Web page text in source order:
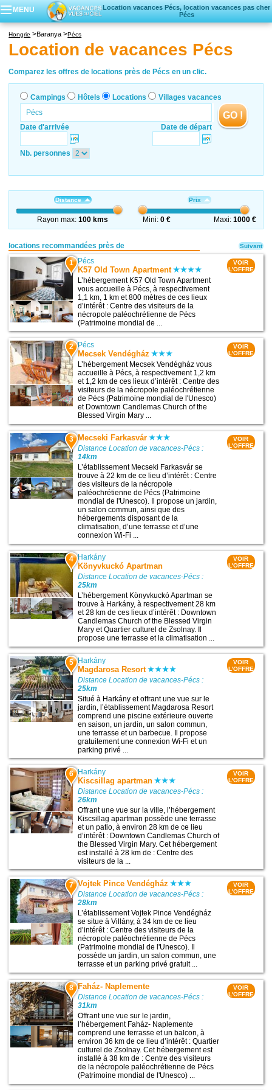
MENU
Location vacances Pécs, location vacances pas cher
Pécs
Locations vacances
Villages vacances
Hongrie Baranya Pécs
Location de vacances Pécs
Comparez les offres de locations près de Pécs en un clic.
Campings Hôtels Locations Villages vacances
Date d'arrivée Date de départ
GO !
Nb. personnes
Distance
Rayon max:100 kms
Prix
Mini:0 € Maxi: 1000 €
locations recommandées près de
1 Pécs
K57 Old Town Apartment
L’hébergement K57 Old Town Apartment
vous accueille à Pécs, à respectivement
1,1 km, 1 km et 800 mètres de ces lieux
d’intérêt : Centre des visiteurs de la
nécropole paléochrétienne de Pécs
(Patrimoine mondial de ...
VOIR
L'OFFRE
2 Pécs
Mecsek Vendégház
L’hébergement Mecsek Vendégház vous
accueille à Pécs, à respectivement 1,2 km
et 1,2 km de ces lieux d’intérêt : Centre des
visiteurs de la nécropole paléochrétienne
de Pécs (Patrimoine mondial de l'Unesco)
et Downtown Candlemas Church of the
Blessed Virgin Mary ...
VOIR
L'OFFRE
3 Mecseki Farkasvár
Distance Location de vacances-Pécs :
14km
L’établissement Mecseki Farkasvár se
trouve à 22 km de ce lieu d’intérêt : Centre
des visiteurs de la nécropole
paléochrétienne de Pécs (Patrimoine
mondial de l'Unesco). Il propose un jardin,
un salon commun, ainsi que des
hébergements disposant de la
climatisation, d’une terrasse et d’une
connexion Wi-Fi ...
VOIR
L'OFFRE
4 Harkány
Könyvkuckó Apartman
Distance Location de vacances-Pécs :
25km
L’hébergement Könyvkuckó Apartman se
trouve à Harkány, à respectivement 28 km
et 28 km de ces lieux d’intérêt : Downtown
Candlemas Church of the Blessed Virgin
Mary et Quartier culturel de Zsolnay. Il
propose une terrasse et la climatisation ...
VOIR
L'OFFRE
5 Harkány
Magdarosa Resort
Distance Location de vacances-Pécs :
25km
Situé à Harkány et offrant une vue sur le
jardin, l’établissement Magdarosa Resort
comprend une piscine extérieure ouverte
en saison, un jardin, un salon commun,
une terrasse et un barbecue. Il propose
gratuitement une connexion Wi-Fi et un
parking privé ...
VOIR
L'OFFRE
6 Harkány
Kiscsillag apartman
Distance Location de vacances-Pécs :
26km
Offrant une vue sur la ville, l’hébergement
Kiscsillag apartman possède une terrasse
et un patio, à environ 28 km de ce lieu
d’intérêt : Downtown Candlemas Church of
the Blessed Virgin Mary. Cet hébergement
est installé à 28 km de : Centre des
visiteurs de la ...
VOIR
L'OFFRE
7 Vojtek Pince Vendégház
Distance Location de vacances-Pécs :
28km
L’établissement Vojtek Pince Vendégház
se situe à Villány, à 34 km de ce lieu
d’intérêt : Centre des visiteurs de la
nécropole paléochrétienne de Pécs
(Patrimoine mondial de l'Unesco). Il
possède un jardin, un salon commun, une
terrasse et un parking privé gratuit ...
VOIR
L'OFFRE
8 Faház- Naplemente
Distance Location de vacances-Pécs :
31km
Offrant une vue sur le jardin,
l’hébergement Faház- Naplemente
comprend une terrasse et un balcon, à
environ 36 km de ce lieu d’intérêt : Quartier
culturel de Zsolnay. Cet hébergement est
installé à 38 km de : Centre des visiteurs
de la nécropole paléochrétienne de Pécs
(Patrimoine mondial de l'Unesco) ...
VOIR
L'OFFRE
Suivant